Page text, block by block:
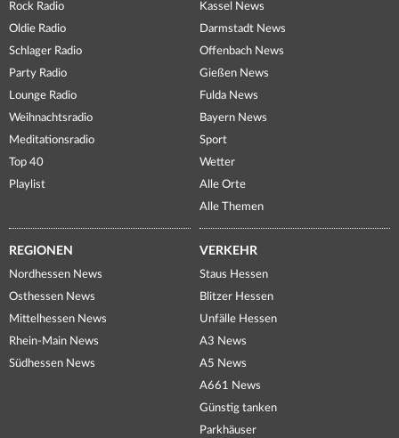
Rock Radio
Oldie Radio
Schlager Radio
Party Radio
Lounge Radio
Weihnachtsradio
Meditationsradio
Top 40
Playlist
Kassel News
Darmstadt News
Offenbach News
Gießen News
Fulda News
Bayern News
Sport
Wetter
Alle Orte
Alle Themen
REGIONEN
Nordhessen News
Osthessen News
Mittelhessen News
Rhein-Main News
Südhessen News
VERKEHR
Staus Hessen
Blitzer Hessen
Unfälle Hessen
A3 News
A5 News
A661 News
Günstig tanken
Parkhäuser